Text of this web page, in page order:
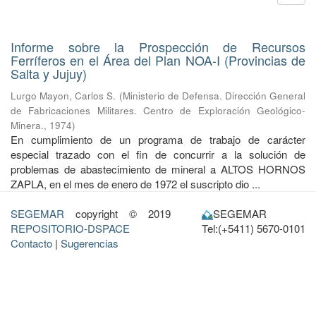
Informe sobre la Prospección de Recursos
Ferríferos en el Área del Plan NOA-I (Provincias de
Salta y Jujuy)
Lurgo Mayon, Carlos S. (Ministerio de Defensa. Dirección General
de Fabricaciones Militares. Centro de Exploración Geológico-
Minera., 1974)
En cumplimiento de un programa de trabajo de carácter
especial trazado con el fin de concurrir a la solución de
problemas de abastecimiento de mineral a ALTOS HORNOS
ZAPLA, en el mes de enero de 1972 el suscripto dio ...
SEGEMAR copyright © 2019
REPOSITORIO-DSPACE
Contacto | Sugerencias
SEGEMAR
Tel:(+5411) 5670-0101